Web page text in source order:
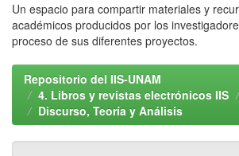
Un espacio para compartir materiales y
académicos producidos por los
proceso de sus diferentes proyectos.
Repositorio del IIS-UNAM
4. Libros y revistas electrónicos IIS
Discurso, Teoría y Análisis